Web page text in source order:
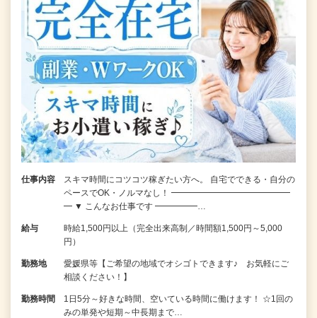
仕事内容
スキマ時間にコツコツ稼ぎたい方へ。 自宅でできる・自分の
ペースでOK・ノルマなし！ ━━━━━━━━━━━━━━
━ ▼ こんなお仕事です ━━━━━…
給与
時給1,500円以上（完全出来高制／時間額1,500円～5,000
円）
勤務地
愛媛県等【ご希望の地域でオシゴトできます♪ お気軽にご
相談ください！】
勤務時間
1日5分～好きな時間、空いている時間に働けます！ ☆1回の
みの単発や短期～中長期まで…